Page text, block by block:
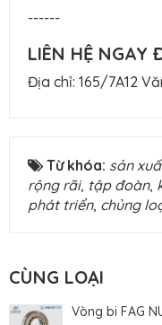
------
LIÊN HỆ NGAY
Địa chỉ: 165/7A12
Từ khóa: sản
rộng rãi, tập đoàn,
phát triển, chủng
CÙNG LOẠI
Vòng bi FAG